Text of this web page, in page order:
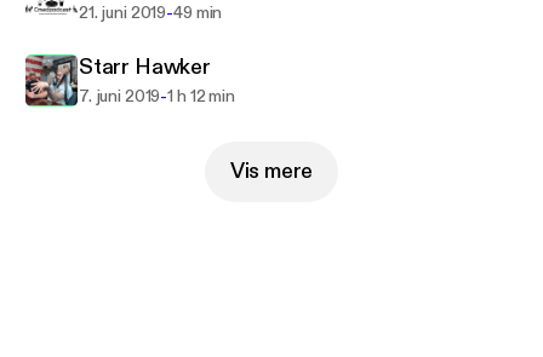
21. juni 2019-49 min
Starr Hawker
7. juni 2019-1 h 12 min
Vis mere